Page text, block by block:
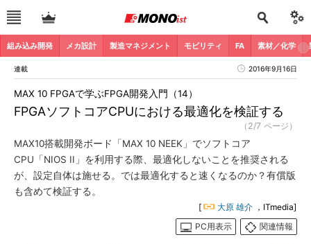
組み込み開発 メカ設計 製造マネジメント モビリティ FA 素材／化学
連載 2016年9月16日
FPGAソフトコアCPUにおける最適化を検証する
MAX 10 FPGAで学ぶFPGA開発入門（14）
（2/7 ページ）
MAX10搭載開発ボード「MAX 10 NEEK」でソフトコア
CPU「NIOS II」を利用する際、最適化しないことを推奨される
が、設定自体は施せる。では最適化すると速くなるのか？有償版
も含めて検証する。
[ 大原 雄介 ，ITmedia]
PC用表示
関連情報